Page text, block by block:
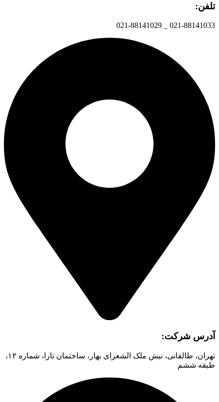
تلفن:
021-88141033 _ 021-88141029
آدرس شرکت:
تهران، طالقانی، نبش ملک الشعرای بهار، ساختمان تارا، شماره ۱۲،
طبقه ششم